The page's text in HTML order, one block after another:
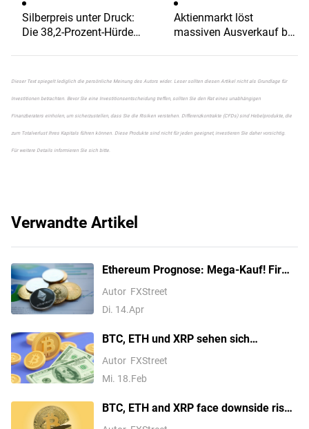
Druck
Silberpreis unter Druck:
Die 38,2-Prozent-Hürde
Aktienmarkt löst
massiven Ausverkauf bei
aus
Dieser Text spiegelt lediglich die persönliche Meinung des Autors wider. Leser sollten diesen Artikel nicht als Grundlage für
Investitionen betrachten. Bevor Sie eine Investitionsentscheidung treffen, sollten Sie den Rat eines unabhängigen
Finanzberaters einholen, um sicherzustellen, dass Sie die Risiken verstehen. Differenzkontrakte (CFDs) sind Hebelprodukte, die
zum Totalverlust Ihres Kapitals führen können. Diese Produkte sind nicht für jeden geeignet, investieren Sie daher vorsichtig.
Für weitere Details informieren Sie sich bitte.
Verwandte Artikel
Ethereum Prognose: Mega-Kauf! Firma
setzt Milliarden auf ETH
Autor FXStreet
Di. 14.Apr
BTC, ETH und XRP sehen sich
Abwärtsrisiken gegenüber, da die
Bären die Kontrolle zurückgewinnen
Autor FXStreet
Mi. 18.Feb
BTC, ETH and XRP face downside risks
as breakout attempts falter